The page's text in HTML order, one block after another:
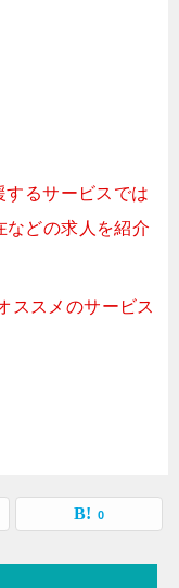
るサービスでは
などの求人を紹介
ススメのサービス
0